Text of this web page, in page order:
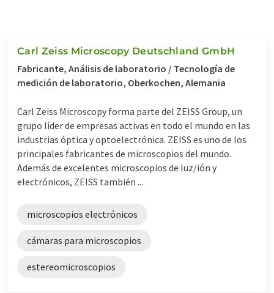
Carl Zeiss Microscopy Deutschland GmbH
Fabricante, Análisis de laboratorio / Tecnología de
medición de laboratorio, Oberkochen, Alemania
Carl Zeiss Microscopy forma parte del ZEISS Group, un
grupo líder de empresas activas en todo el mundo en las
industrias óptica y optoelectrónica. ZEISS es uno de los
principales fabricantes de microscopios del mundo.
Además de excelentes microscopios de luz/ión y
electrónicos, ZEISS también ...
microscopios electrónicos
cámaras para microscopios
estereomicroscopios